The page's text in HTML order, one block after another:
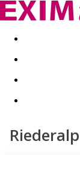
Akční nabídky
Riederalp